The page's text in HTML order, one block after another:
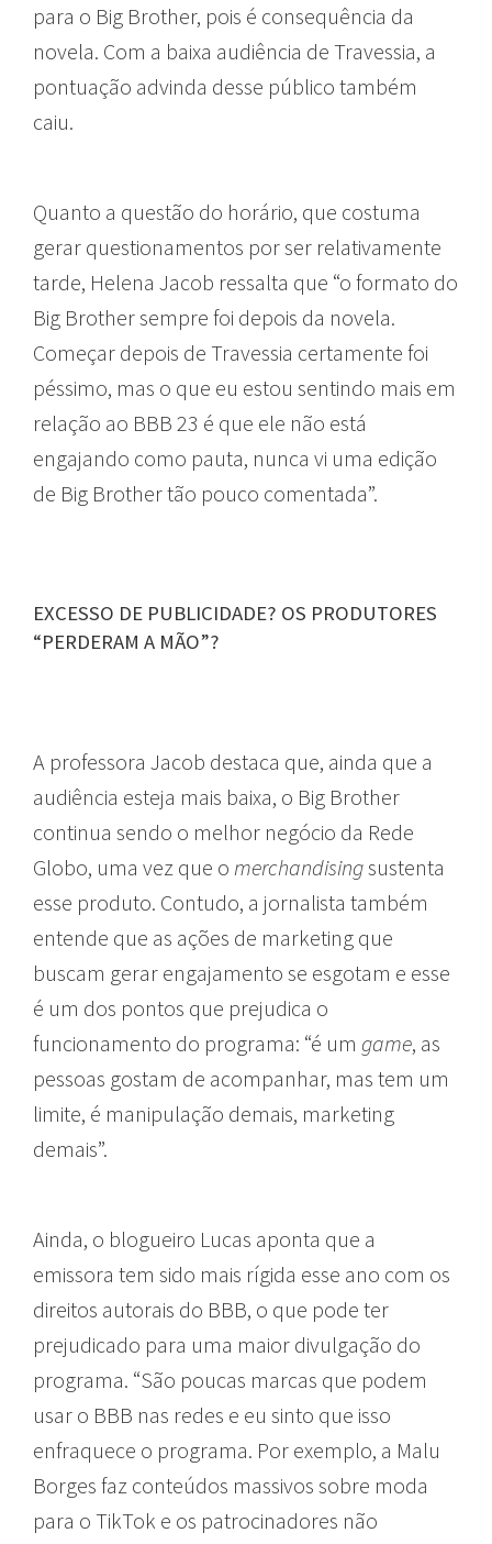
para o Big Brother, pois é consequência da
novela. Com a baixa audiência de Travessia, a
pontuação advinda desse público também
caiu.
Quanto a questão do horário, que costuma
gerar questionamentos por ser relativamente
tarde, Helena Jacob ressalta que “o formato do
Big Brother sempre foi depois da novela.
Começar depois de Travessia certamente foi
péssimo, mas o que eu estou sentindo mais em
relação ao BBB 23 é que ele não está
engajando como pauta, nunca vi uma edição
de Big Brother tão pouco comentada”.
EXCESSO DE PUBLICIDADE? OS PRODUTORES
“PERDERAM A MÃO”?
A professora Jacob destaca que, ainda que a
audiência esteja mais baixa, o Big Brother
continua sendo o melhor negócio da Rede
Globo, uma vez que o merchandisingsustenta
esse produto. Contudo, a jornalista também
entende que as ações de marketing que
buscam gerar engajamento se esgotam e esse
é um dos pontos que prejudica o
funcionamento do programa: “é um game, as
pessoas gostam de acompanhar, mas tem um
limite, é manipulação demais, marketing
demais”.
Ainda, o blogueiro Lucas aponta que a
emissora tem sido mais rígida esse ano com os
direitos autorais do BBB, o que pode ter
prejudicado para uma maior divulgação do
programa. “São poucas marcas que podem
usar o BBB nas redes e eu sinto que isso
enfraquece o programa. Por exemplo, a Malu
Borges faz conteúdos massivos sobre moda
para o TikTok e os patrocinadores não